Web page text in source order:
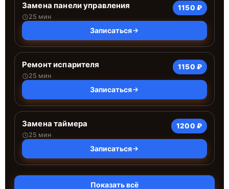
Замена панели управления
25 мин
1150 ₽
Записаться
Ремонт испарителя
25 мин
1150 ₽
Записаться
Замена таймера
25 мин
1200 ₽
Записаться
Показать всё